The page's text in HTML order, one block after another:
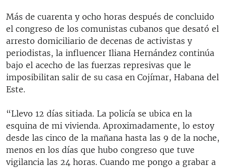
DESINFORMACIÓN RUSA EN AMÉRICA LATINA
LA INVASIÓN DE RUSIA A UCRANIA
Más de cuarenta y ocho horas después de concluido
el congreso de los comunistas cubanos que desató el
arresto domiciliario de decenas de activistas y
periodistas, la influencer Iliana Hernández continúa
bajo el acecho de las fuerzas represivas que le
imposibilitan salir de su casa en Cojímar, Habana del
Este.
“Llevo 12 días sitiada. La policía se ubica en la
esquina de mi vivienda. Aproximadamente, lo estoy
desde las cinco de la mañana hasta las 9 de la noche,
menos en los días que hubo congreso que tuve
vigilancia las 24 horas. Cuando me pongo a grabar a